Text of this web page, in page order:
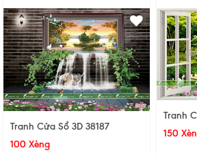
Tranh Cửa Sổ 3D 38187
100 Xèng
Tranh
150